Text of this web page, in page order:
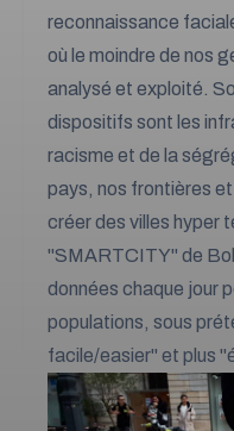
reconnaissance
où le moindre de nos
analysé et exploité.
dispositifs sont les
racisme et de la
pays, nos frontières
créer des villes hyper
"SMARTCITY" de
données chaque jour
populations, sous
facile/easier" et plus